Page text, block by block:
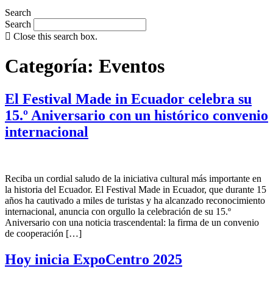
Search
Search
Close this search box.
Categoría: Eventos
El Festival Made in Ecuador celebra su
15.º Aniversario con un histórico convenio
internacional
Reciba un cordial saludo de la iniciativa cultural más importante en
la historia del Ecuador. El Festival Made in Ecuador, que durante 15
años ha cautivado a miles de turistas y ha alcanzado reconocimiento
internacional, anuncia con orgullo la celebración de su 15.º
Aniversario con una noticia trascendental: la firma de un convenio
de cooperación […]
Hoy inicia ExpoCentro 2025